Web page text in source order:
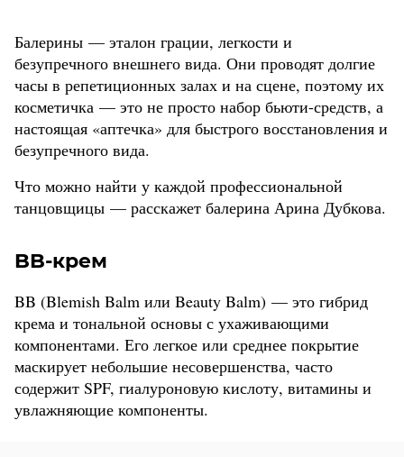
Балерины — эталон грации, легкости и
безупречного внешнего вида. Они проводят долгие
часы в репетиционных залах и на сцене, поэтому их
косметичка — это не просто набор бьюти-средств, а
настоящая «аптечка» для быстрого восстановления и
безупречного вида.
Что можно найти у каждой профессиональной
танцовщицы — расскажет балерина Арина Дубкова.
BB-крем
BB (Blemish Balm или Beauty Balm) — это гибрид
крема и тональной основы с ухаживающими
компонентами. Его легкое или среднее покрытие
маскирует небольшие несовершенства, часто
содержит SPF, гиалуроновую кислоту, витамины и
увлажняющие компоненты.